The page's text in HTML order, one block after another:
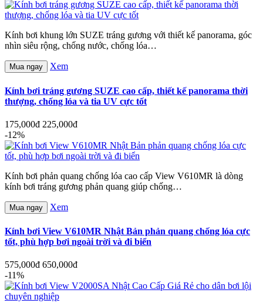
Kính bơi khung lớn SUZE tráng gương với thiết kế panorama, góc
nhìn siêu rộng, chống nước, chống lóa…
Mua ngay Xem
Kính bơi tráng gương SUZE cao cấp, thiết kế panorama thời
thượng, chống lóa và tia UV cực tốt
175,000đ 225,000đ
-12%
Kính bơi phản quang chống lóa cao cấp View V610MR là dòng
kính bơi tráng gương phản quang giúp chống…
Mua ngay Xem
Kính bơi View V610MR Nhật Bản phản quang chống lóa cực
tốt, phù hợp bơi ngoài trời và đi biển
575,000đ 650,000đ
-11%